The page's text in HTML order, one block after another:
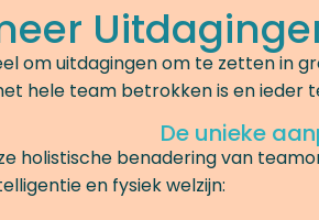
om uitdagingen om te zetten in
hele team betrokken is en ieder
De unieke
holistische benadering van
en fysiek welzijn: